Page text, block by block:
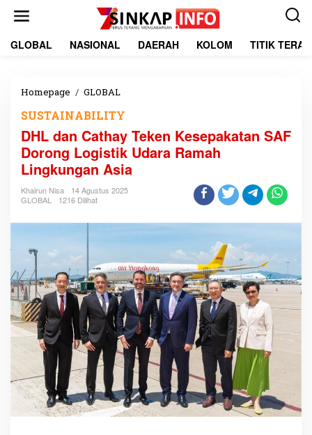
GLOBAL NASIONAL DAERAH KOLOM TITIK
Homepage / GLOBAL
L
d
a
n
C
t
k
e
n
K
e
s
e
p
a
k
a
t
a
SUSTAINABILITY
DHL dan Cathay Teken Kesepakatan SAF
Dorong Logistik Udara Ramah
Lingkungan Asia
Khairun Nisa
14 Agustus 2025
GLOBAL
1216 Dilihat